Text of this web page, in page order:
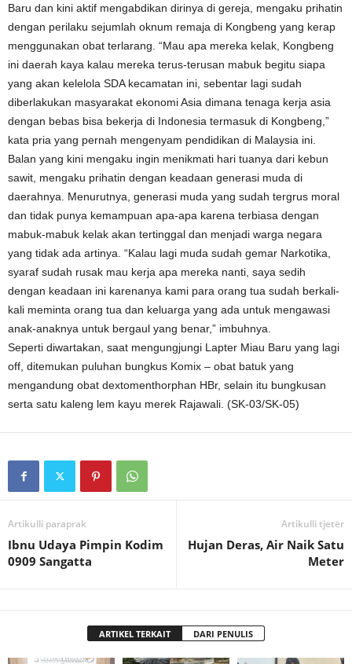
Baru dan kini aktif mengabdikan dirinya di gereja, mengaku prihatin
dengan perilaku sejumlah oknum remaja di Kongbeng yang kerap
menggunakan obat terlarang. “Mau apa mereka kelak, Kongbeng
ini daerah kaya kalau mereka terus-terusan mabuk begitu siapa
yang akan kelelola SDA kecamatan ini, sebentar lagi sudah
diberlakukan masyarakat ekonomi Asia dimana tenaga kerja asia
dengan bebas bisa bekerja di Indonesia termasuk di Kongbeng,”
kata pria yang pernah mengenyam pendidikan di Malaysia ini.
Balan yang kini mengaku ingin menikmati hari tuanya dari kebun
sawit, mengaku prihatin dengan keadaan generasi muda di
daerahnya. Menurutnya, generasi muda yang sudah tergrus moral
dan tidak punya kemampuan apa-apa karena terbiasa dengan
mabuk-mabuk kelak akan tertinggal dan menjadi warga negara
yang tidak ada artinya. “Kalau lagi muda sudah gemar Narkotika,
syaraf sudah rusak mau kerja apa mereka nanti, saya sedih
dengan keadaan ini karenanya kami para orang tua sudah berkali-
kali meminta orang tua dan keluarga yang ada untuk mengawasi
anak-anaknya untuk bergaul yang benar,” imbuhnya.
Seperti diwartakan, saat mengungjungi Lapter Miau Baru yang lagi
off, ditemukan puluhan bungkus Komix – obat batuk yang
mengandung obat dextomenthorphan HBr, selain itu bungkusan
serta satu kaleng lem kayu merek Rajawali. (SK-03/SK-05)
Artikulli paraprak
Ibnu Udaya Pimpin Kodim
0909 Sangatta
Artikulli tjetër
Hujan Deras, Air Naik Satu
Meter
ARTIKEL TERKAIT DARI PENULIS